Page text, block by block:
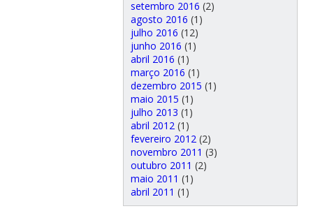
setembro 2016 (2)
agosto 2016 (1)
julho 2016 (12)
junho 2016 (1)
abril 2016 (1)
março 2016 (1)
dezembro 2015 (1)
maio 2015 (1)
julho 2013 (1)
abril 2012 (1)
fevereiro 2012 (2)
novembro 2011 (3)
outubro 2011 (2)
maio 2011 (1)
abril 2011 (1)